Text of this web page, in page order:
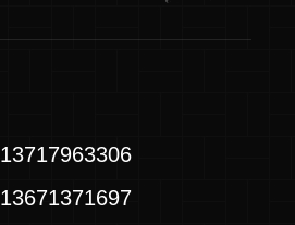
13717963306
13671371697